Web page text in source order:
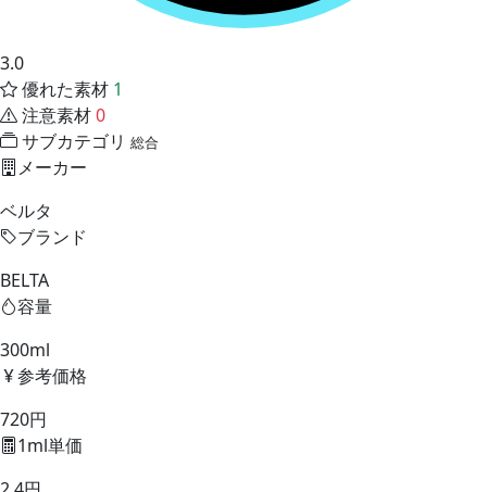
3.0
優れた素材 1
注意素材0
サブカテゴリ 総合
メーカー
ベルタ
ブランド
BELTA
容量
300ml
参考価格
720円
1ml単価